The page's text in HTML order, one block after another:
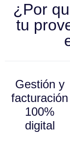
¿Por
tu
Gestión y
facturación
100%
digital